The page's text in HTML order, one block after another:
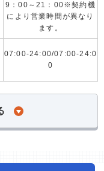
9：00～21：00※契約機
により営業時間が異なり
ます。
07:00-24:00/07:00-24:0
0